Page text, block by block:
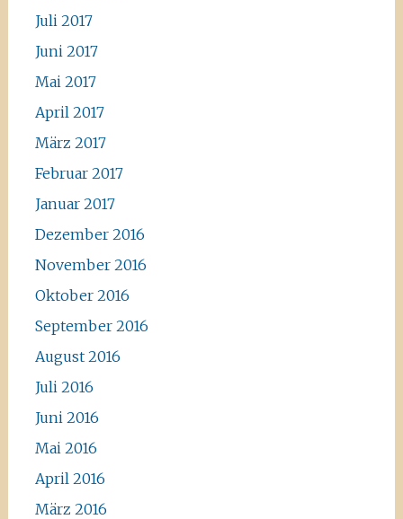
Juli 2017
Juni 2017
Mai 2017
April 2017
März 2017
Februar 2017
Januar 2017
Dezember 2016
November 2016
Oktober 2016
September 2016
August 2016
Juli 2016
Juni 2016
Mai 2016
April 2016
März 2016